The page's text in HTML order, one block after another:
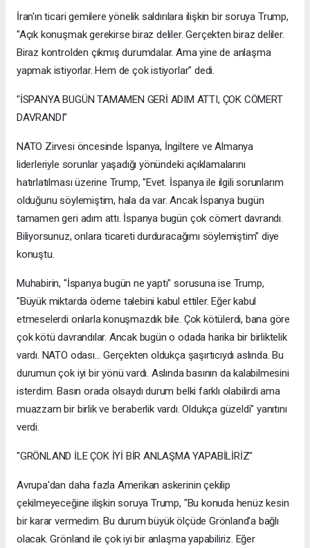
İran'ın ticari gemilere yönelik saldırılara ilişkin bir soruya Trump,
"Açık konuşmak gerekirse biraz deliler. Gerçekten biraz deliler.
Biraz kontrolden çıkmış durumdalar. Ama yine de anlaşma
yapmak istiyorlar. Hem de çok istiyorlar" dedi.
"İSPANYA BUGÜN TAMAMEN GERİ ADIM ATTI, ÇOK CÖMERT
DAVRANDI"
NATO Zirvesi öncesinde İspanya, İngiltere ve Almanya
liderleriyle sorunlar yaşadığı yönündeki açıklamalarını
hatırlatılması üzerine Trump, "Evet. İspanya ile ilgili sorunlarım
olduğunu söylemiştim, hala da var. Ancak İspanya bugün
tamamen geri adım attı. İspanya bugün çok cömert davrandı.
Biliyorsunuz, onlara ticareti durduracağımı söylemiştim" diye
konuştu.
Muhabirin, "İspanya bugün ne yaptı" sorusuna ise Trump,
"Büyük miktarda ödeme talebini kabul ettiler. Eğer kabul
etmeselerdi onlarla konuşmazdık bile. Çok kötülerdi, bana göre
çok kötü davrandılar. Ancak bugün o odada harika bir birliktelik
vardı. NATO odası... Gerçekten oldukça şaşırtıcıydı aslında. Bu
durumun çok iyi bir yönü vardı. Aslında basının da kalabilmesini
isterdim. Basın orada olsaydı durum belki farklı olabilirdi ama
muazzam bir birlik ve beraberlik vardı. Oldukça güzeldi" yanıtını
verdi.
"GRÖNLAND İLE ÇOK İYİ BİR ANLAŞMA YAPABİLİRİZ"
Avrupa'dan daha fazla Amerikan askerinin çekilip
çekilmeyeceğine ilişkin soruya Trump, "Bu konuda henüz kesin
bir karar vermedim. Bu durum büyük ölçüde Grönland'a bağlı
olacak. Grönland ile çok iyi bir anlaşma yapabiliriz. Eğer